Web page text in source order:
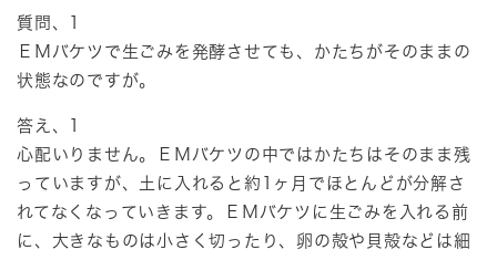
質問、1
ＥＭバケツで生ごみを発酵させても、かたちがそのままの
状態なのですが。
答え、1
心配いりません。ＥＭバケツの中ではかたちはそのまま残
っていますが、土に入れると約1ヶ月でほとんどが分解さ
れてなくなっていきます。ＥＭバケツに生ごみを入れる前
に、大きなものは小さく切ったり、卵の殻や貝殻などは細